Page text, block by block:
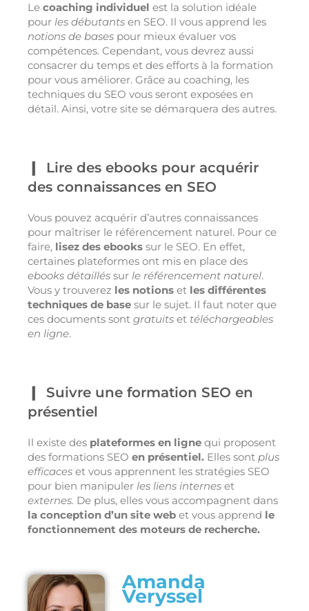
Le coaching individuel est la solution idéale
pour les débutants en SEO. Il vous apprend les
notions de bases pour mieux évaluer vos
compétences. Cependant, vous devrez aussi
consacrer du temps et des efforts à la formation
pour vous améliorer. Grâce au coaching, les
techniques du SEO vous seront exposées en
détail. Ainsi, votre site se démarquera des autres.
Lire des ebooks pour acquérir
des connaissances en SEO
Vous pouvez acquérir d’autres connaissances
pour maîtriser le référencement naturel. Pour ce
faire, lisez des ebooks sur le SEO. En effet,
certaines plateformes ont mis en place des
ebooks détaillés sur le référencement naturel.
Vous y trouverez les notions et les différentes
techniques de base sur le sujet. Il faut noter que
ces documents sont gratuits et téléchargeables
en ligne.
Suivre une formation SEO en
présentiel
Il existe des plateformes en ligne qui proposent
des formations SEO en présentiel. Elles sont plus
efficaces et vous apprennent les stratégies SEO
pour bien manipuler les liens internes et
externes. De plus, elles vous accompagnent dans
la conception d’un site web et vous apprend le
fonctionnement des moteurs de recherche.
Amanda
Veryssel